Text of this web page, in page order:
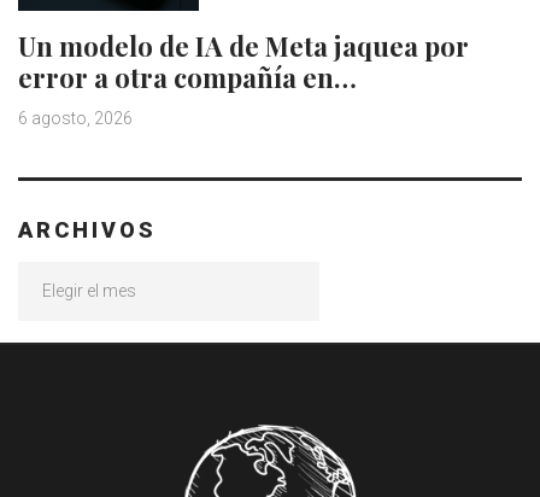
Un modelo de IA de Meta jaquea por
error a otra compañía en…
6 agosto, 2026
ARCHIVOS